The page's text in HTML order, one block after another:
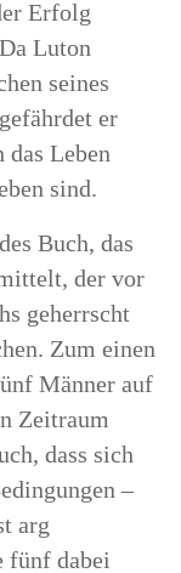
Erfolg
Luton
seines
er
Leben
sind.
Buch, das
der vor
geherrscht
Zum einen
Männer auf
Zeitraum
dass sich
–
arg
fünf dabei